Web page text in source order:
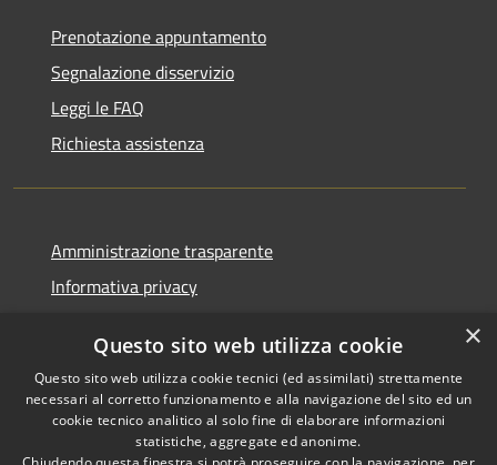
Prenotazione appuntamento
Segnalazione disservizio
Leggi le FAQ
Richiesta assistenza
Amministrazione trasparente
Informativa privacy
Dichiarazione di accessibilità
×
Questo sito web utilizza cookie
Questo sito web utilizza cookie tecnici (ed assimilati) strettamente
necessari al corretto funzionamento e alla navigazione del sito ed un
cookie tecnico analitico al solo fine di elaborare informazioni
statistiche, aggregate ed anonime.